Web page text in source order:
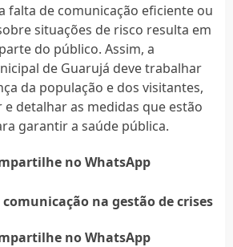
falta de comunicação eficiente ou
situações de risco resulta em
do público. Assim, a
de Guarujá deve trabalhar
da população e dos visitantes,
e detalhar as medidas que estão
garantir a saúde pública.
no WhatsApp
na gestão de crises
no WhatsApp